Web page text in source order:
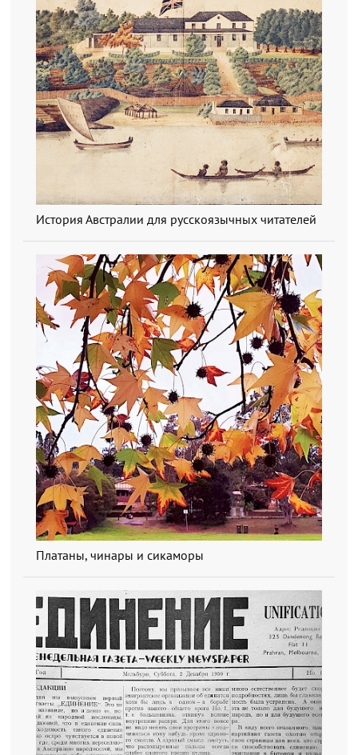
История Австралии для русскоязычных читателей
Платаны, чинары и сикаморы